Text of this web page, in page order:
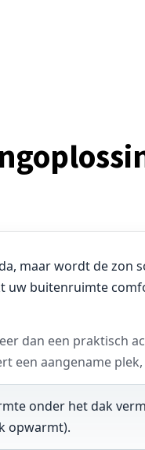
maar wordt de zon
uw buitenruimte
dan een praktisch
een aangename
onder het dak
opwarmt).